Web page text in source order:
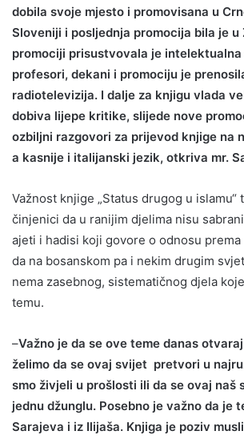
dobila svoje mjesto i promovisana u
Sloveniji i posljednja promocija bila je u
promociji prisustvovala je
profesori, dekani i promociju je
radiotelevizija. I dalje za knjigu vlada
dobiva lijepe kritike, slijede nove
ozbiljni razgovori za prijevod knjige na
a kasnije i italijanski jezik, otkriva mr.
Važnost knjige „Status drugog u islamu“
činjenici da u ranijim djelima nisu
ajeti i hadisi koji govore o odnosu
da na bosanskom pa i nekim drugim
nema zasebnog, sistematičnog djela
temu.
–Važno je da se ove teme danas
želimo da se ovaj svijet pretvori u
smo živjeli u prošlosti ili da se ovaj naš
jednu džunglu. Posebno je važno da je
Sarajeva i iz Ilijaša. Knjiga je poziv